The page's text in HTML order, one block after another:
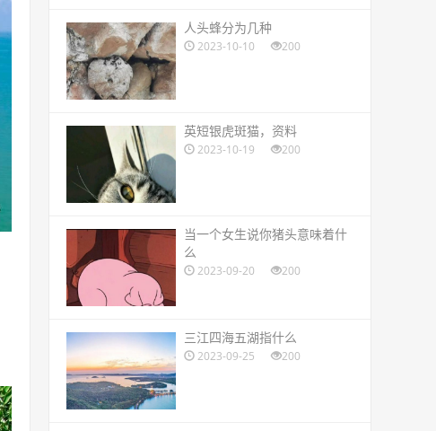
​人头蜂分为几种
2023-10-10 200
​英短银虎斑猫，资料
2023-10-19 200
​当一个女生说你猪头意味着什
么
2023-09-20 200
​三江四海五湖指什么
2023-09-25 200